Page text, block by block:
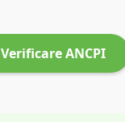
Verificare ANCPI